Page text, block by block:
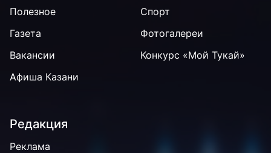
Полезное
Спорт
Газета
Фотогалереи
Вакансии
Конкурс «Мой Тукай»
Афиша Казани
Редакция
Реклама